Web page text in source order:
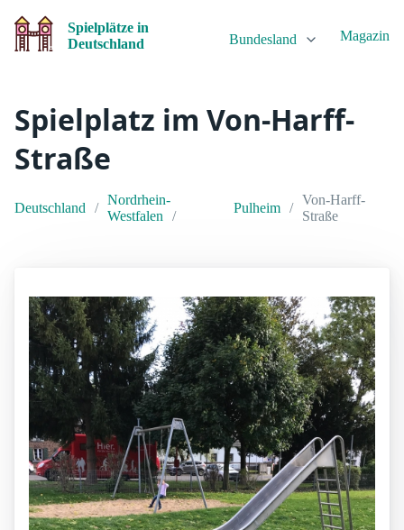
Spielplätze in
Deutschland
Bundesland Magazin
Spielplatz im Von-Harff-
Straße
Deutschland
Nordrhein-
Westfalen
Pulheim
Von-Harff-
Straße